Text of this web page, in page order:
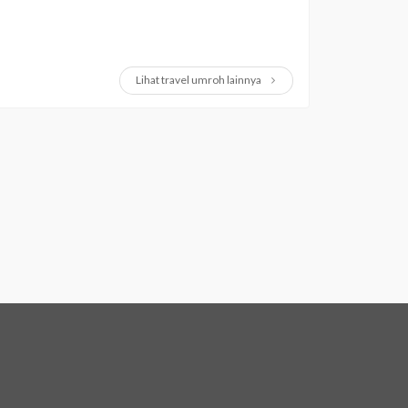
Lihat travel umroh lainnya